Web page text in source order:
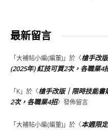
最新留言
「大補帖小編(編董)」於〈槍手改
(2025年) 紅技可買2次，各職業4
「K」於〈槍手改版｜限時技能書
2次，各職業4招〉發佈留言
「大補帖小編(編董)」於〈本週限